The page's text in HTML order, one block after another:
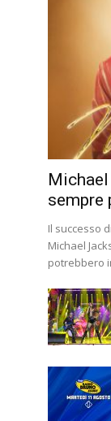
sempre
Il successo
Michael
potrebbero